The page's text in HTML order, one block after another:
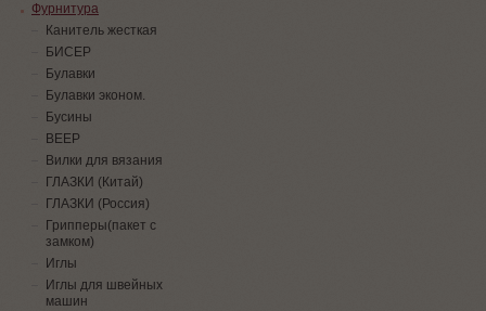
Фурнитура
Канитель жесткая
БИСЕР
Булавки
Булавки эконом.
Бусины
ВЕЕР
Вилки для вязания
ГЛАЗКИ (Китай)
ГЛАЗКИ (Россия)
Грипперы(пакет с
замком)
Иглы
Иглы для швейных
машин